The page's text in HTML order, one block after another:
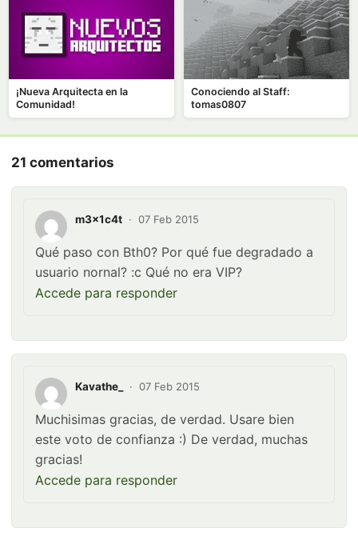
¡Nueva Arquitecta en la
Comunidad!
Conociendo al Staff:
tomas0807
21 comentarios
m3x1c4t · 07 Feb 2015
Qué paso con Bth0? Por qué fue degradado a
usuario nornal? :c Qué no era VIP?
Accede para responder
Kavathe_ · 07 Feb 2015
Muchisimas gracias, de verdad. Usare bien
este voto de confianza :) De verdad, muchas
gracias!
Accede para responder